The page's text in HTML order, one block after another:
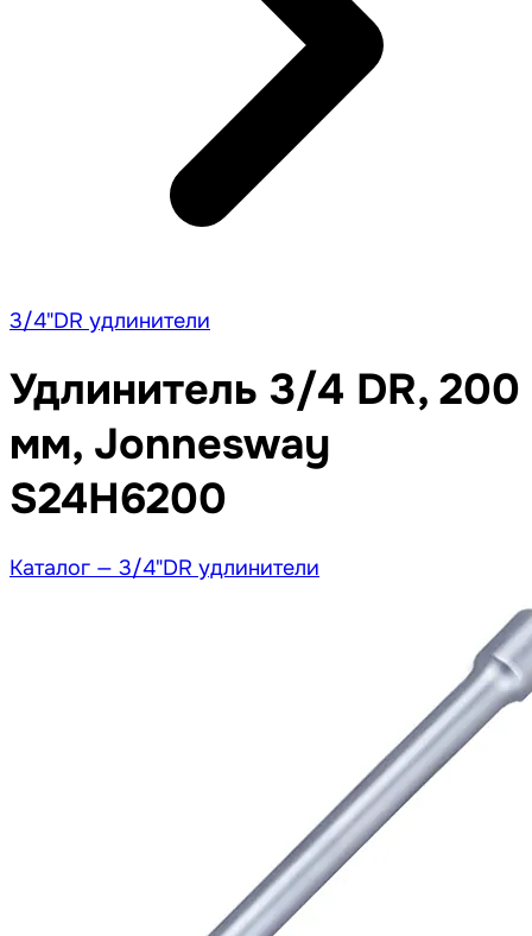
3/4"DR удлинители
Удлинитель 3/4 DR, 200
мм, Jonnesway
S24H6200
Каталог — 3/4"DR удлинители